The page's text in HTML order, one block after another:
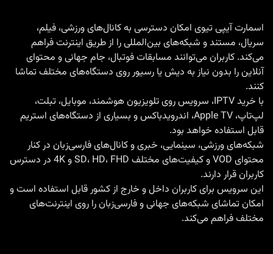
IPTV
|
بهترین
کانال‌ها
برای
فوتبال
اسمارت آیپی تیوی امکان دسترسی به کانال‌های ورزشی، فیلم،
سریال، مستند و شبکه‌های بین‌المللی را از طریق اینترنت فراهم
می‌کند. کاربران می‌توانند مسابقات فوتبال، جام جهانی و محتوای
آنلاین را بدون نیاز به دیش یا رسیور روی دستگاه‌های مختلف تماشا
کنند.
با خرید IPTV
، سرویس روی تلویزیون هوشمند، موبایل، تبلت،
لپ‌تاپ، Apple TV، اندرویدباکس و بسیاری از دستگاه‌های استریم
قابل استفاده خواهد بود.
شبکه‌های ورزشی، سینمایی، خبری و کانال‌های فارسی‌زبان در کنار
محتوای VOD و کیفیت‌های مختلف SD، HD، FHD و 4K در دسترس
کاربران قرار دارند.
این سرویس برای کاربران داخل و خارج از کشور قابل استفاده است و
امکان تماشای شبکه‌های جهانی و فارسی‌زبان را روی اینترنت‌های
مختلف فراهم می‌کند.